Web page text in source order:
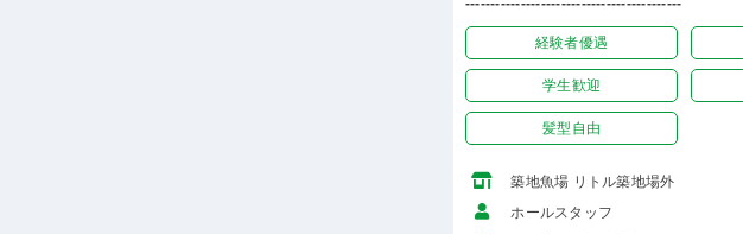
-------------------------------------------
経験者優遇
学生歓迎
髪型自由
築地魚場 リトル築地場外
ホールスタッフ